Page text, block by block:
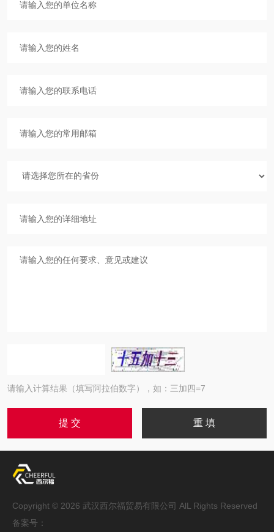
请输入计算结果（填写阿拉伯数字），如：三加四=7
Copyright © 2026 武汉西尔福贸易有限公司 AlL Rights Reserved
备案号：